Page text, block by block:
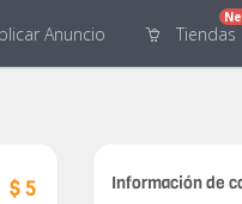
Anuncio Tiendas
$ 5 Información de